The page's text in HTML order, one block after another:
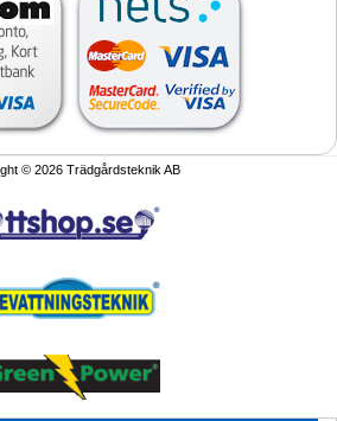
© 2026 Trädgårdsteknik AB